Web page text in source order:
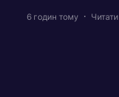
6 годин тому